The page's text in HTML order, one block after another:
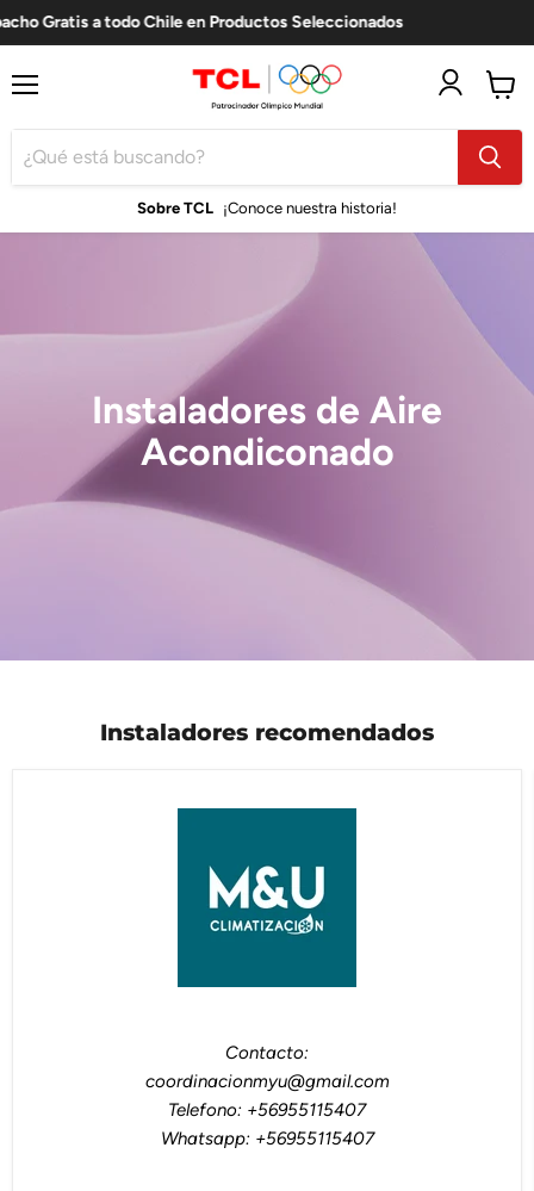
Gratis a todo Chile en Productos Seleccionados
Sobre TCL ¡Conoce nuestra historia!
carro
Instaladores de Aire
Acondiconado
Instaladores recomendados
Contacto:
coordinacionmyu@gmail.com
Telefono: +56955115407
Whatsapp: +56955115407